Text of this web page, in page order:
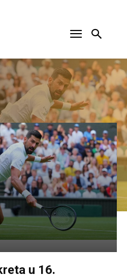
u 16.